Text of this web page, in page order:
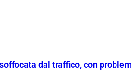
dal traffico, con